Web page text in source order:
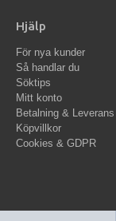
Hjälp
För nya kunder
Så handlar du
Söktips
Mitt konto
Betalning & Leverans
Köpvillkor
Cookies & GDPR